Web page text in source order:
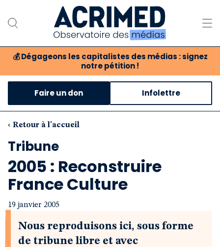
💰 Dégageons les capitalistes des médias : signez
notre pétition !
Notre association
Notre critique des médias
Nos propositions
Boutique
Faire un don Infolettre
‹ Retour à l'accueil
Tribune
2005 : Reconstruire
France Culture
19 janvier 2005
Nous reproduisons ici, sous forme
de tribune libre et avec